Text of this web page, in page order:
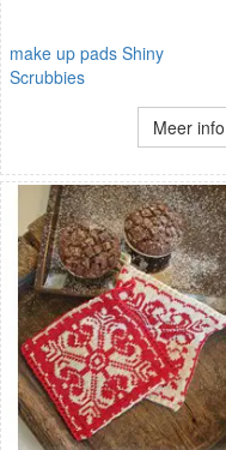
make up pads Shiny
Scrubbies
Meer info